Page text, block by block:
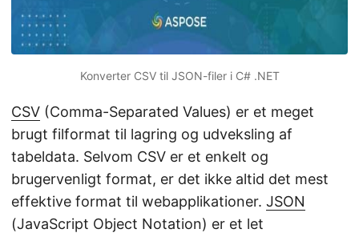
Konverter CSV til JSON-filer i C# .NET
CSV (Comma-Separated Values) er et meget
brugt filformat til lagring og udveksling af
tabeldata. Selvom CSV er et enkelt og
brugervenligt format, er det ikke altid det mest
effektive format til webapplikationer. JSON
(JavaScript Object Notation) er et let